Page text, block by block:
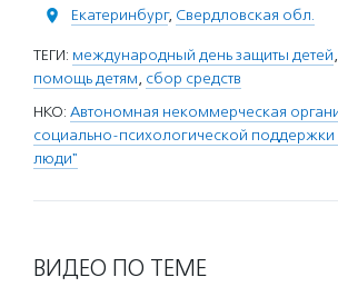
Екатеринбург, Свердловская обл.
ТЕГИ: международный день защиты детей,
помощь детям, сбор средств
НКО: Автономная некоммерческая
социально-психологической
люди"
ВИДЕО ПО ТЕМЕ